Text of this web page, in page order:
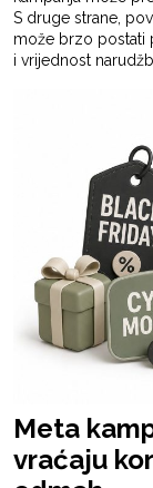
S druge strane,
može brzo postati
i vrijednost
Meta
vraćaju